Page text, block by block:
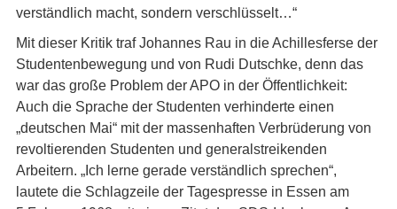
verständlich macht, sondern verschlüsselt…“
Mit dieser Kritik traf Johannes Rau in die Achillesferse der
Studentenbewegung und von Rudi Dutschke, denn das
war das große Problem der APO in der Öffentlichkeit:
Auch die Sprache der Studenten verhinderte einen
„deutschen Mai“ mit der massenhaften Verbrüderung von
revoltierenden Studenten und generalstreikenden
Arbeitern. „Ich lerne gerade verständlich sprechen“,
lautete die Schlagzeile der Tagespresse in Essen am